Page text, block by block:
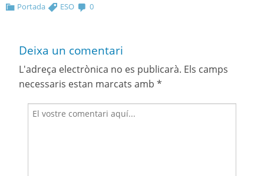
Portada ESO 0
Deixa un comentari
L'adreça electrònica no es publicarà. Els camps
necessaris estan marcats amb *